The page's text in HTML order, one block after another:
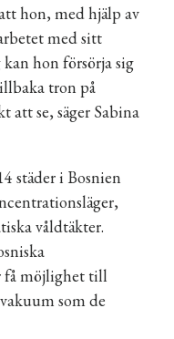
hon, med hjälp av
med sitt
kan hon försörja sig
tron på
att se, säger Sabina
städer i Bosnien
våldtäkter.
få möjlighet till
som de